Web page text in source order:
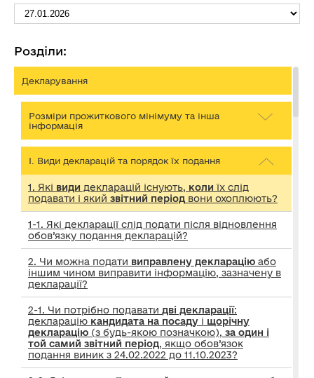
Розділи:
Декларування
Розміри прожиткового мінімуму та інша
інформація
І. Види декларацій та порядок їх подання
1. Які види декларацій існують, коли їх слід
подавати і який звітний період вони охоплюють?
1-1. Які декларації слід подати після відновлення
обов’язку подання декларацій?
2. Чи можна подати виправлену декларацію або
іншим чином виправити інформацію, зазначену в
декларації?
2-1. Чи потрібно подавати дві декларації:
декларацію кандидата на посаду і щорічну
декларацію (з будь-якою позначкою), за один і
той самий звітний період, якщо обов’язок
подання виник з 24.02.2022 до 11.10.2023?